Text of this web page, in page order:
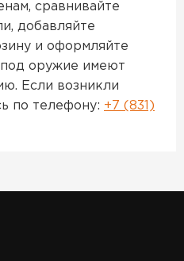
сравнивайте
добавляйте
и оформляйте
под оружие имеют
Если возникли
по телефону: +7 (831)